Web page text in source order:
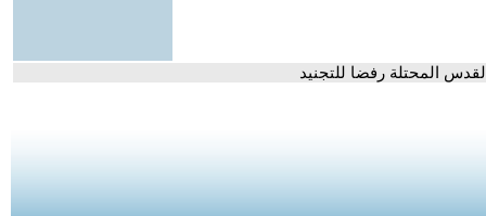
المحتلة رفضا للتجنيد